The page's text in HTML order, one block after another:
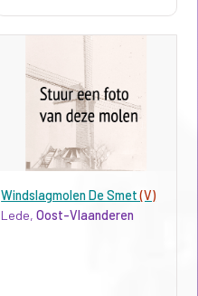
Windslagmolen De Smet(V)
Lede,Oost-Vlaanderen